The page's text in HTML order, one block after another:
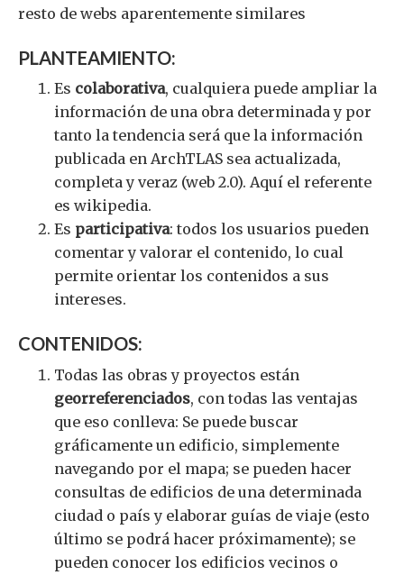
resto de webs aparentemente similares
PLANTEAMIENTO:
Es colaborativa, cualquiera puede ampliar la
información de una obra determinada y por
tanto la tendencia será que la información
publicada en ArchTLAS sea actualizada,
completa y veraz (web 2.0). Aquí el referente
es wikipedia.
Es participativa: todos los usuarios pueden
comentar y valorar el contenido, lo cual
permite orientar los contenidos a sus
intereses.
CONTENIDOS:
Todas las obras y proyectos están
georreferenciados, con todas las ventajas
que eso conlleva: Se puede buscar
gráficamente un edificio, simplemente
navegando por el mapa; se pueden hacer
consultas de edificios de una determinada
ciudad o país y elaborar guías de viaje (esto
último se podrá hacer próximamente); se
pueden conocer los edificios vecinos o